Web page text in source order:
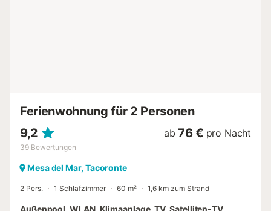
Ferienwohnung für 2 Personen
9,2
39 Bewertungen
ab 76 € pro Nacht
Mesa del Mar, Tacoronte
2 Pers. 1 Schlafzimmer 60 m² 1,6 km zum Strand
Außenpool, WLAN, Klimaanlage, TV, Satelliten-TV,